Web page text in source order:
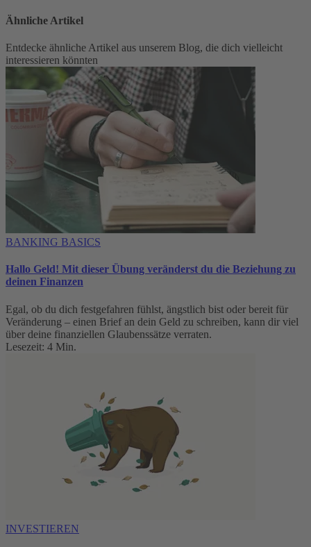
Ähnliche Artikel
Entdecke ähnliche Artikel aus unserem Blog, die dich vielleicht
interessieren könnten
BANKING BASICS
Hallo Geld! Mit dieser Übung veränderst du die Beziehung zu
deinen Finanzen
Egal, ob du dich festgefahren fühlst, ängstlich bist oder bereit für
Veränderung – einen Brief an dein Geld zu schreiben, kann dir viel
über deine finanziellen Glaubenssätze verraten.
Lesezeit: 4 Min.
INVESTIEREN